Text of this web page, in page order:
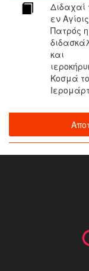
Διδαχαί
εν Αγίοις
Πατρός
και
Κοσμά